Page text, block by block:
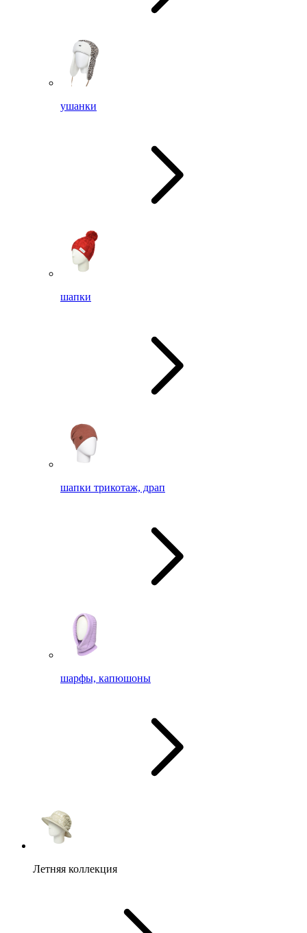
ушанки
шапки
шапки трикотаж, драп
шарфы, капюшоны
Летняя коллекция